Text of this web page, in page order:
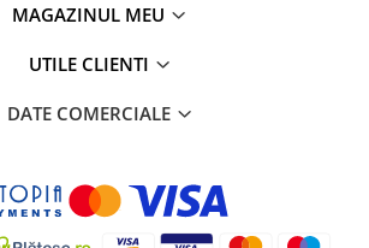
MAGAZINUL MEU
UTILE CLIENTI
DATE COMERCIALE